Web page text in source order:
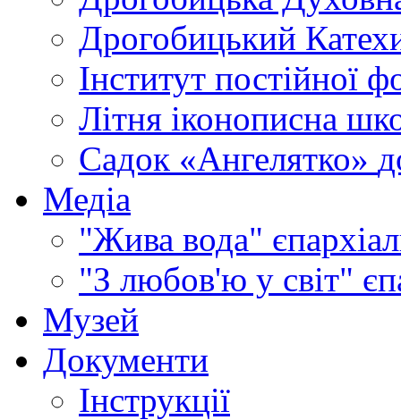
Дрогобицький
Інститут постійної
Літня іконописна
Садок «Ангелятко»
Медіа
"Жива вода"
"З любов'ю у світ"
Музей
Документи
Інструкції